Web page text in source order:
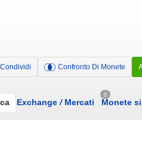
Condividi Confronto Di Monete
Exchange /Mercati
0
Monete